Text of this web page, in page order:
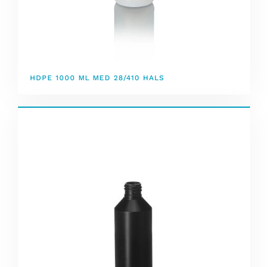
HDPE 1000 ML MED 28/410 HALS